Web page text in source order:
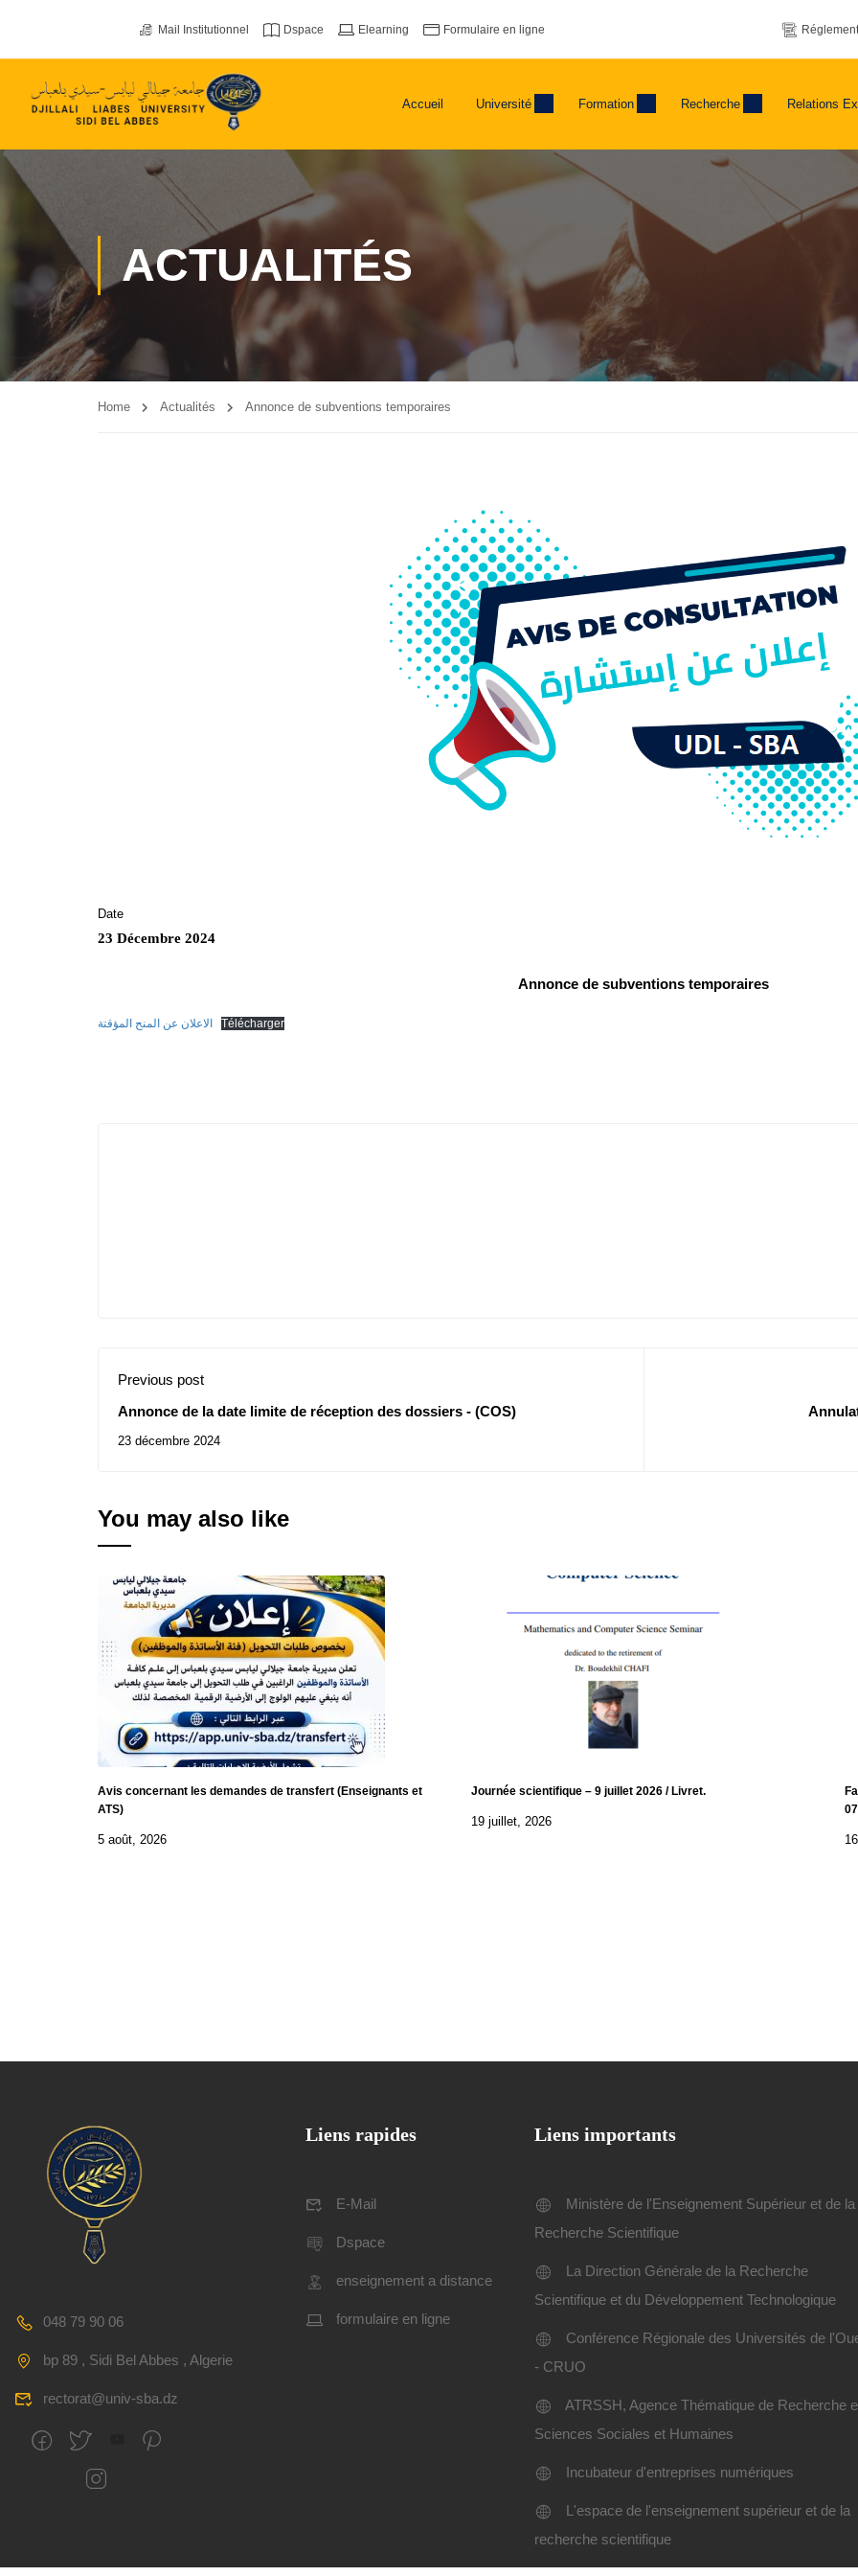
Mail Institutionnel Dspace Elearning Formulaire en ligne
Accueil Université Formation Recherche Relations
ACTUALITÉS
Home Actualités Annonce de subventions temporaires
Date
23 Décembre 2024
Annonce de subventions temporaires
الاعلان عن المنح المؤقتة Télécharger
Previous post
Annonce de la date limite de réception des dossiers - (COS)
23 décembre 2024
You may also like
Avis concernant les demandes de transfert (Enseignants et
ATS)
5 août, 2026
Journée scientifique – 9 juillet 2026 / Livret.
19 juillet, 2026
048 79 90 06
bp 89 , Sidi Bel Abbes , Algerie
rectorat@univ-sba.dz
Liens rapides
E-Mail
Dspace
enseignement a distance
formulaire en ligne
Liens importants
Ministère de l'Enseignement Supérieur et de la
Recherche Scientifique
La Direction Générale de la Recherche
Scientifique et du Développement Technologique
Conférence Régionale des Universités de
- CRUO
ATRSSH, Agence Thématique de Recherche
Sciences Sociales et Humaines
Incubateur d'entreprises numériques
L'espace de l'enseignement supérieur et de la
recherche scientifique